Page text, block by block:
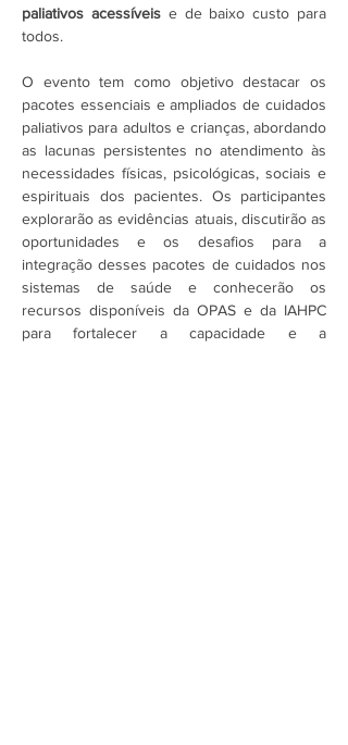
paliativos acessíveis e de baixo custo para
todos.
O evento tem como objetivo destacar os
pacotes essenciais e ampliados de cuidados
paliativos para adultos e crianças, abordando
as lacunas persistentes no atendimento às
necessidades físicas, psicológicas, sociais e
espirituais dos pacientes. Os participantes
explorarão as evidências atuais, discutirão as
oportunidades e os desafios para a
integração desses pacotes de cuidados nos
sistemas de saúde e conhecerão os
recursos disponíveis da OPAS e da IAHPC
para fortalecer a capacidade e a